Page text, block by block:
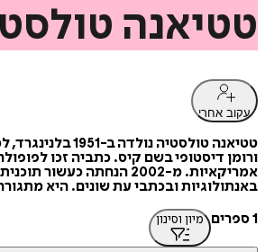
טטיאנה
עקוב אחרי
ורומן דיסטופי בשם קיס. כתביה זכו
באנתולוגיות ובכתבי עת שונים. היא
1 ספרים
מיון וסינון